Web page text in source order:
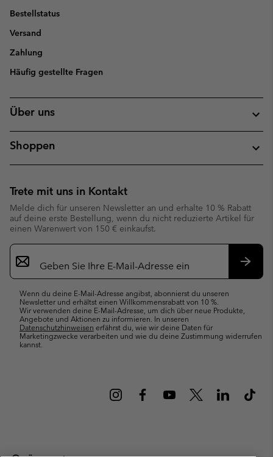
Bestellstatus
Versand
Zahlung
Häufig gestellte Fragen
Über uns
Shoppen
Trete mit uns in Kontakt
Melde dich für unseren Newsletter an und erhalte 10 % Rabatt
auf deine erste Bestellung, wenn du nicht reduzierte Artikel für
einen Warenwert von 150 € einkaufst.
Newsletter-
Anmeldung
Wenn du deine E-Mail-Adresse angibst, abonnierst du unseren
Newsletter und erhältst einen Willkommensrabatt von 10 %.
Wir verwenden deine E-Mail-Adresse, um dich über neue Produkte,
Angebote und Aktionen zu informieren. In unseren
Datenschutzhinweisen erfährst du, wie wir deine Daten für
Marketingzwecke verarbeiten und wie du deine Zustimmung widerrufen
kannst.